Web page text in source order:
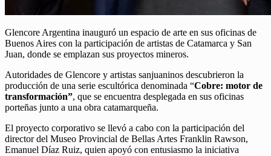
Glencore Argentina inauguró un espacio de arte en sus oficinas de
Buenos Aires con la participación de artistas de Catamarca y San
Juan, donde se emplazan sus proyectos mineros.
Autoridades de Glencore y artistas sanjuaninos descubrieron la
producción de una serie escultórica denominada “Cobre: motor de
transformación”, que se encuentra desplegada en sus oficinas
porteñas junto a una obra catamarqueña.
El proyecto corporativo se llevó a cabo con la participación del
director del Museo Provincial de Bellas Artes Franklin Rawson,
Emanuel Díaz Ruiz, quien apoyó con entusiasmo la iniciativa